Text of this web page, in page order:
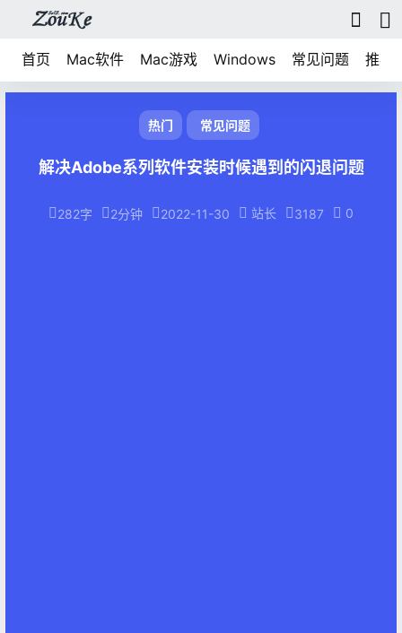
首页 Mac软件 Mac游戏 Windows 常见问题 推荐
热门 常见问题
解决Adobe系列软件安装时候遇到的闪退问题
282字 2分钟 2022-11-30 站长 3187 0